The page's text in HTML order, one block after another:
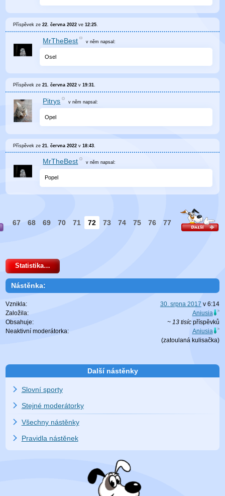
Příspěvek ze22. června 2022 ve12:25.
MrTheBest v němnapsal:
Osel
Příspěvek ze21. června 2022 v19:31.
Pitrys v němnapsal:
Opel
Příspěvek ze21. června 2022 v18:43
MrTheBest v němnapsal:
Popel
67 68 69 70 71 72 73 74 75 76 77
Statistika…
Nástěnka:
Vznikla: 30. srpna 2017 v 6:14
Založila:
Aniusia
Obsahuje:
~ 13 tisícpříspěvků
Neaktivní moderátorka:
Aniusia
(zatoulaná kulisačka)
Další nástěnky
Slovní sporty
Stejné moderátorky
Všechny nástěnky
Pravidla nástěnek